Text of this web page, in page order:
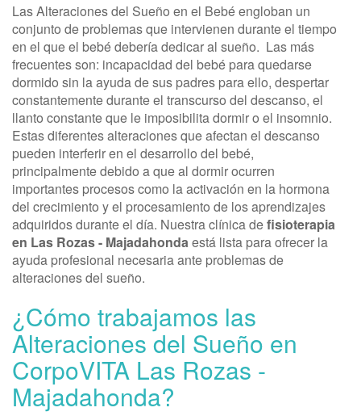
Las Alteraciones del Sueño en el Bebé engloban un
conjunto de problemas que intervienen durante el tiempo
en el que el bebé debería dedicar al sueño. Las más
frecuentes son: incapacidad del bebé para quedarse
dormido sin la ayuda de sus padres para ello, despertar
constantemente durante el transcurso del descanso, el
llanto constante que le imposibilita dormir o el insomnio.
Estas diferentes alteraciones que afectan el descanso
pueden interferir en el desarrollo del bebé,
principalmente debido a que al dormir ocurren
importantes procesos como la activación en la hormona
del crecimiento y el procesamiento de los aprendizajes
adquiridos durante el día. Nuestra clínica defisioterapia
en Las Rozas - Majadahondaestá lista para ofrecer la
ayuda profesional necesaria ante problemas de
alteraciones del sueño.
¿Cómo trabajamos las
Alteraciones del Sueño en
CorpoVITA Las Rozas -
Majadahonda?